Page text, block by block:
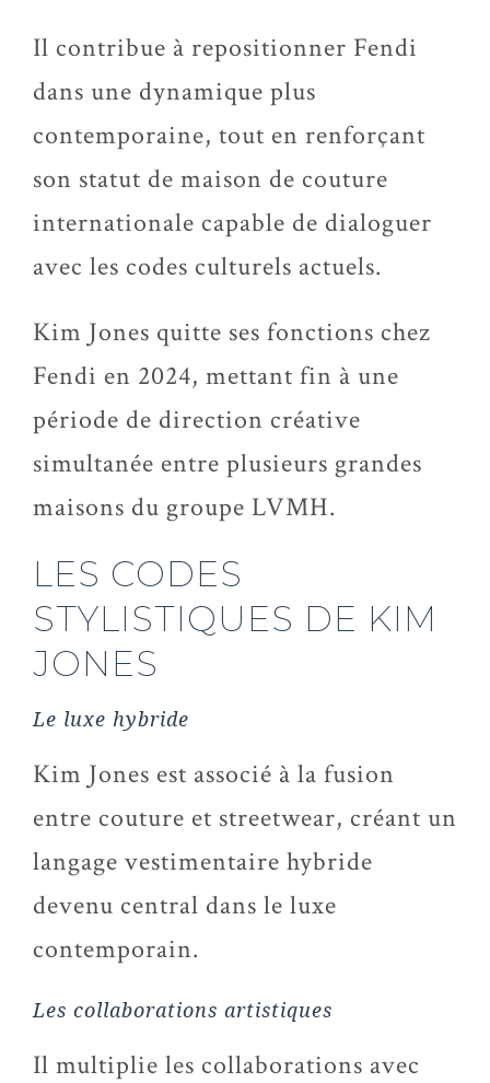
Il contribue à repositionner Fendi
dans une dynamique plus
contemporaine, tout en renforçant
son statut de maison de couture
internationale capable de dialoguer
avec les codes culturels actuels.
Kim Jones quitte ses fonctions chez
Fendi en 2024, mettant fin à une
période de direction créative
simultanée entre plusieurs grandes
maisons du groupe LVMH.
LES CODES
STYLISTIQUES DE KIM
JONES
Le luxe hybride
Kim Jones est associé à la fusion
entre couture et streetwear, créant un
langage vestimentaire hybride
devenu central dans le luxe
contemporain.
Les collaborations artistiques
Il multiplie les collaborations avec